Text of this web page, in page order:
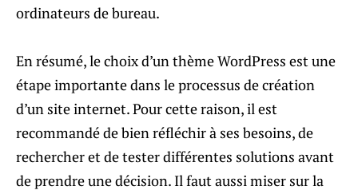
ordinateurs de bureau.
En résumé, le choix d’un thème WordPress est une
étape importante dans le processus de création
d’un site internet. Pour cette raison, il est
recommandé de bien réfléchir à ses besoins, de
rechercher et de tester différentes solutions avant
de prendre une décision. Il faut aussi miser sur la